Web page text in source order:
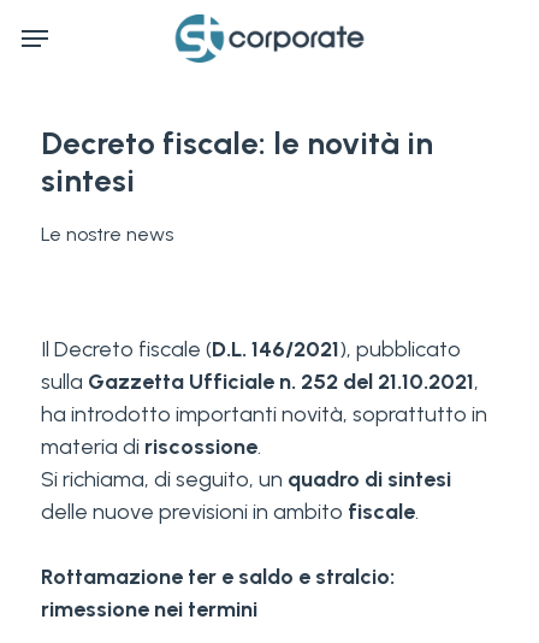
Menu
Decreto fiscale: le novità in
sintesi
Le nostre news
Il Decreto fiscale (D.L. 146/2021), pubblicato
sulla Gazzetta Ufficiale n. 252 del 21.10.2021,
ha introdotto importanti novità, soprattutto in
materia di riscossione.
Si richiama, di seguito, un quadro di sintesi
delle nuove previsioni in ambito fiscale.
Rottamazione ter e saldo e stralcio:
rimessione nei termini